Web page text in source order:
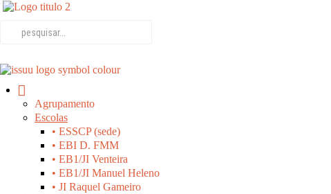
Agrupamento
Escolas
• ESSCP (sede)
• EBI D. FMM
• EB1/JI Venteira
• EB1/JI Manuel Heleno
• JI Raquel Gameiro